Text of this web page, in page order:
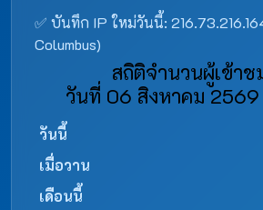
✅ บันทึก IP ใหม่วันนี้:
Columbus)
สถิติจำนวนผู้เข้าช
วันที่ 06 สิงหาคม 2569
วันนี้
เมื่อวาน
เดือนนี้